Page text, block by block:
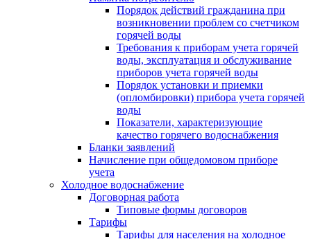
Порядок действий гражданина при
возникновении проблем со счетчиком
горячей воды
Требования к приборам учета горячей
воды, эксплуатация и обслуживание
приборов учета горячей воды
Порядок установки и приемки
(опломбировки) прибора учета горячей
воды
Показатели, характеризующие
качество горячего водоснабжения
Бланки заявлений
Начисление при общедомовом приборе
учета
Холодное водоснабжение
Договорная работа
Типовые формы договоров
Тарифы
Тарифы для населения на холодное